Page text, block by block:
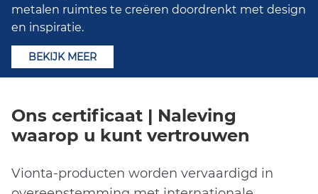
metalen ruimtes te creëren doordrenkt met design
en inspiratie.
BEKIJK MEER
Ons certificaat | Naleving
waarop u kunt vertrouwen
Vionta-producten worden vervaardigd in